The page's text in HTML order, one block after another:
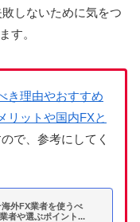
しないために気をつ
す。
き理由やおすすめ
リットや国内FXと
で、参考にしてく
外FX業者を使うべ
者や選ぶポイント...